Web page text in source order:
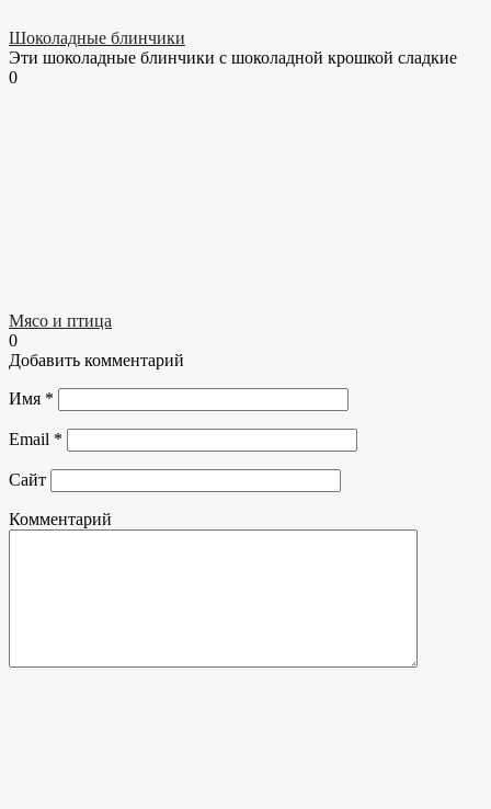
Шоколадные блинчики
Эти шоколадные блинчики с шоколадной крошкой сладкие
0
Мясо и птица
0
Добавить комментарий
Имя *
Email *
Сайт
Комментарий